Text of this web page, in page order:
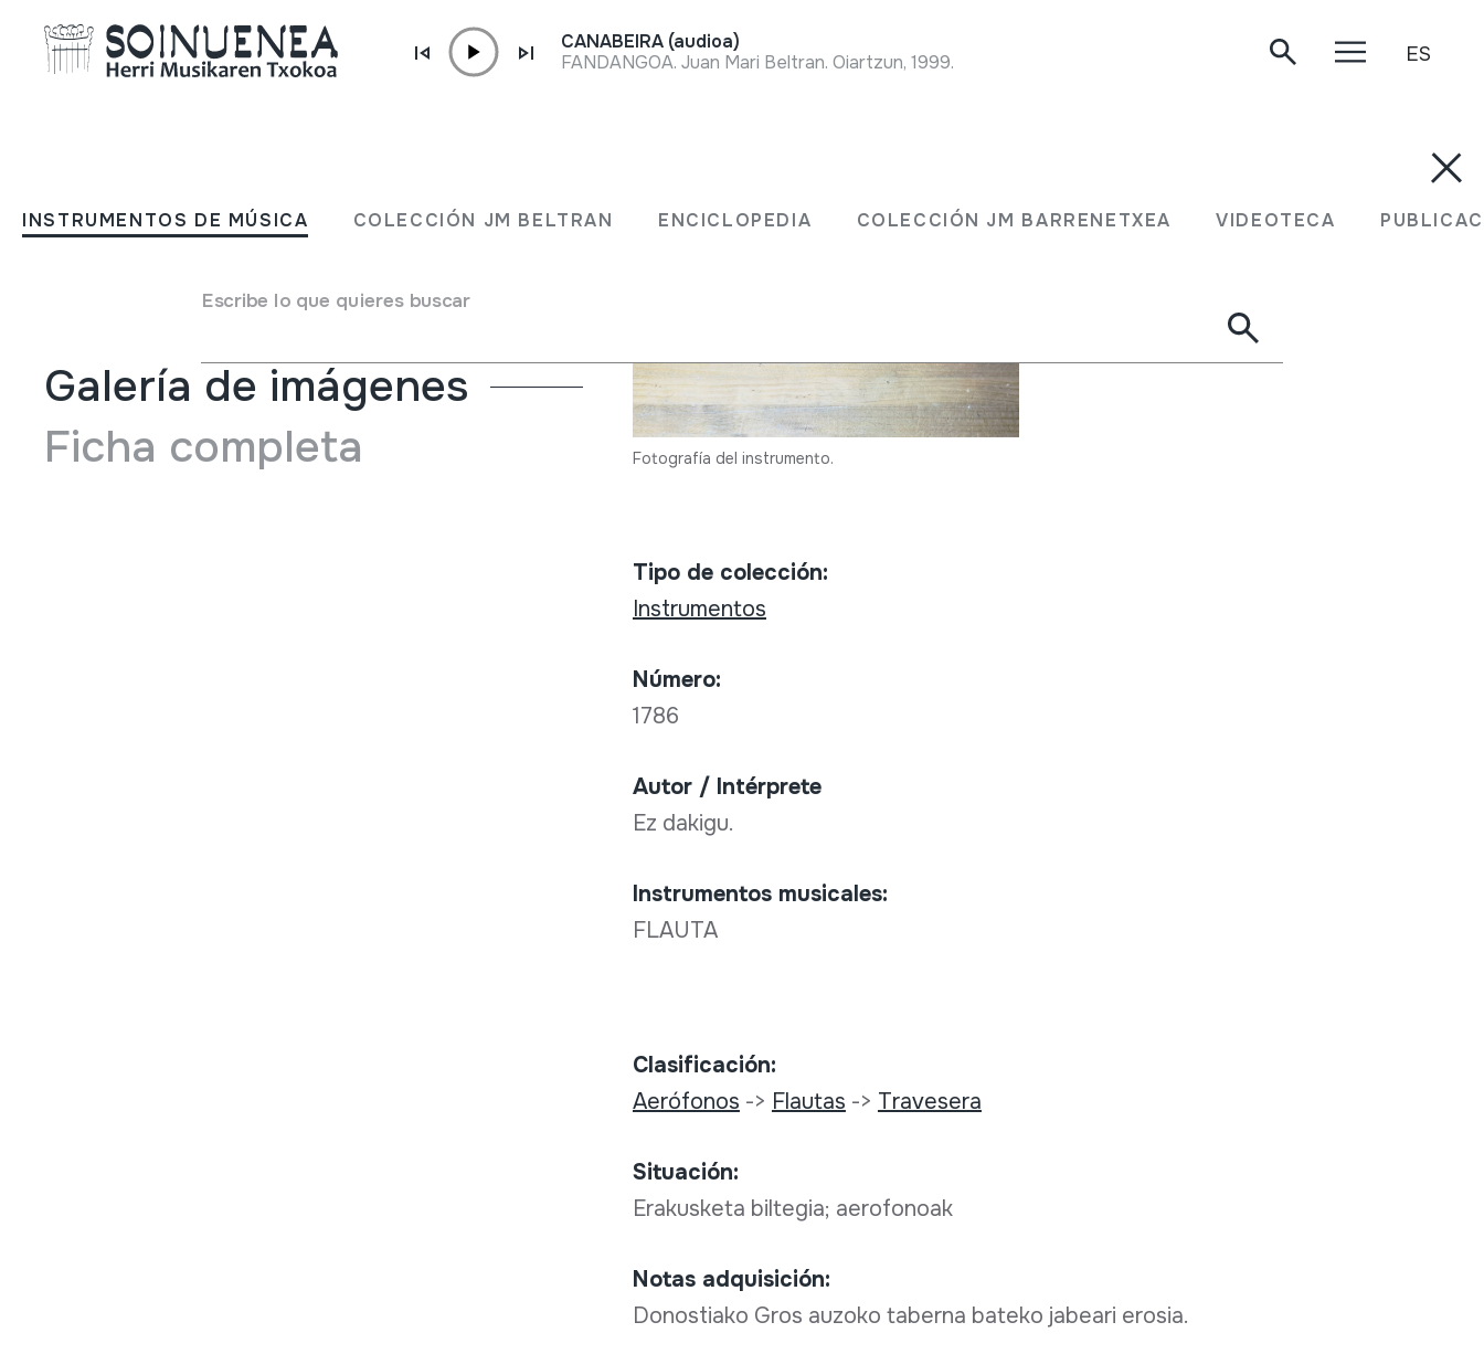
INSTRUMENTOS DE MÚSICA COLECCIÓN JM BELTRAN ENCICLOPEDIA COLECCIÓN JM BARRENETXEA VIDEOTECA
Escribe lo que quieres buscar
CANABEIRA (audioa)
FANDANGOA. Juan Mari Beltran. Oiartzun, 1999.
ES
FLAUTA
Tipo de Instrumento de música Aerófonos->Flautas
Galería de imágenes
Ficha completa
Fotografía del instrumento.
Tipo de colección:
Instrumentos
Número:
1786
Autor / Intérprete
Ez dakigu.
Instrumentos musicales:
FLAUTA
Clasificación:
Aerófonos -> Flautas -> Travesera
Situación:
Erakusketa biltegia; aerofonoak
Notas adquisición:
Donostiako Gros auzoko taberna bateko jabeari erosia.